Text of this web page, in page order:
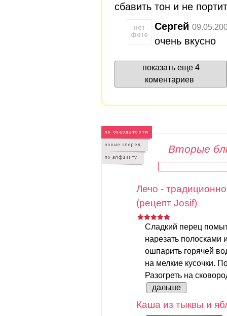
сбавить тон и не
Сергей
очень вкусно
показать еще 4
коментариев
Вторые
Лечо -
(рецепт Josif)
Сладкий перец
нарезать
ошпарить горячей
на мелкие кусочки.
Разогреть на
дальше
Каша из тыквы и